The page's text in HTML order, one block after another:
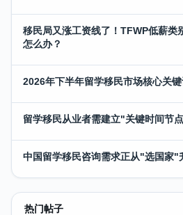
移民局又涨工资线了！TFWP低薪类
怎么办？
2026年下半年留学移民市场核心关
留学移民从业者需建立"关键时间节
中国留学移民咨询需求正从"选国家"
热门帖子